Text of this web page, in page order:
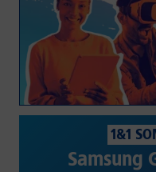
1&1
Samsung